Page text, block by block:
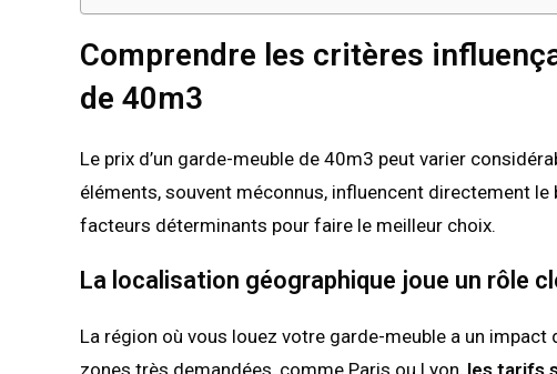
Comprendre les critères
de 40m3
Le prix d’un garde-meuble de 40m3 peut varier
éléments, souvent méconnus, influencent directement
facteurs déterminants pour faire le meilleur choix.
La localisation géographique joue un rôle
La région où vous louez votre garde-meuble a un
zones très demandées, comme Paris ou Lyon, les tarifs